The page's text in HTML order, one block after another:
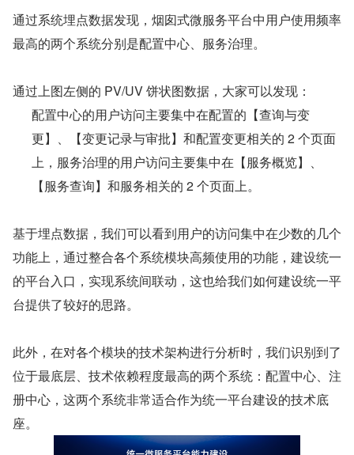
通过系统埋点数据发现，烟囱式微服务平台中用户使用频率
最高的两个系统分别是配置中心、服务治理。
通过上图左侧的 PV/UV 饼状图数据，大家可以发现：
配置中心的用户访问主要集中在配置的【查询与变
更】、【变更记录与审批】和配置变更相关的 2 个页面
上，服务治理的用户访问主要集中在【服务概览】、
【服务查询】和服务相关的 2 个页面上。
基于埋点数据，我们可以看到用户的访问集中在少数的几个
功能上，通过整合各个系统模块高频使用的功能，建设统一
的平台入口，实现系统间联动，这也给我们如何建设统一平
台提供了较好的思路。
此外，在对各个模块的技术架构进行分析时，我们识别到了
位于最底层、技术依赖程度最高的两个系统：配置中心、注
册中心，这两个系统非常适合作为统一平台建设的技术底
座。